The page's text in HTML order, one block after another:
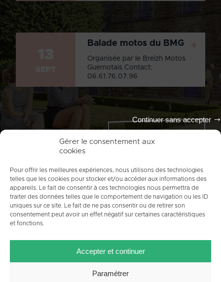
Gérer le consentement aux
cookies
Pour offrir les meilleures expériences, nous utilisons des technologies
telles que les cookies pour stocker et/ou accéder aux informations des
appareils. Le fait de consentir à ces technologies nous permettra de
traiter des données telles que le comportement de navigation ou les ID
uniques sur ce site. Le fait de ne pas consentir ou de retirer son
consentement peut avoir un effet négatif sur certaines caractéristiques
et fonctions.
Accepter et continuer
Continuer sans accepter
Paramétrer
Balade motos du BMG
Organisée par le Breizh Motos
Guernotais Contact:
06.61.76.07.96
PLAN DU SITE
MENTIONS LÉGALES
CRÉDITS POLITIQUE DE COOKIES (UE)